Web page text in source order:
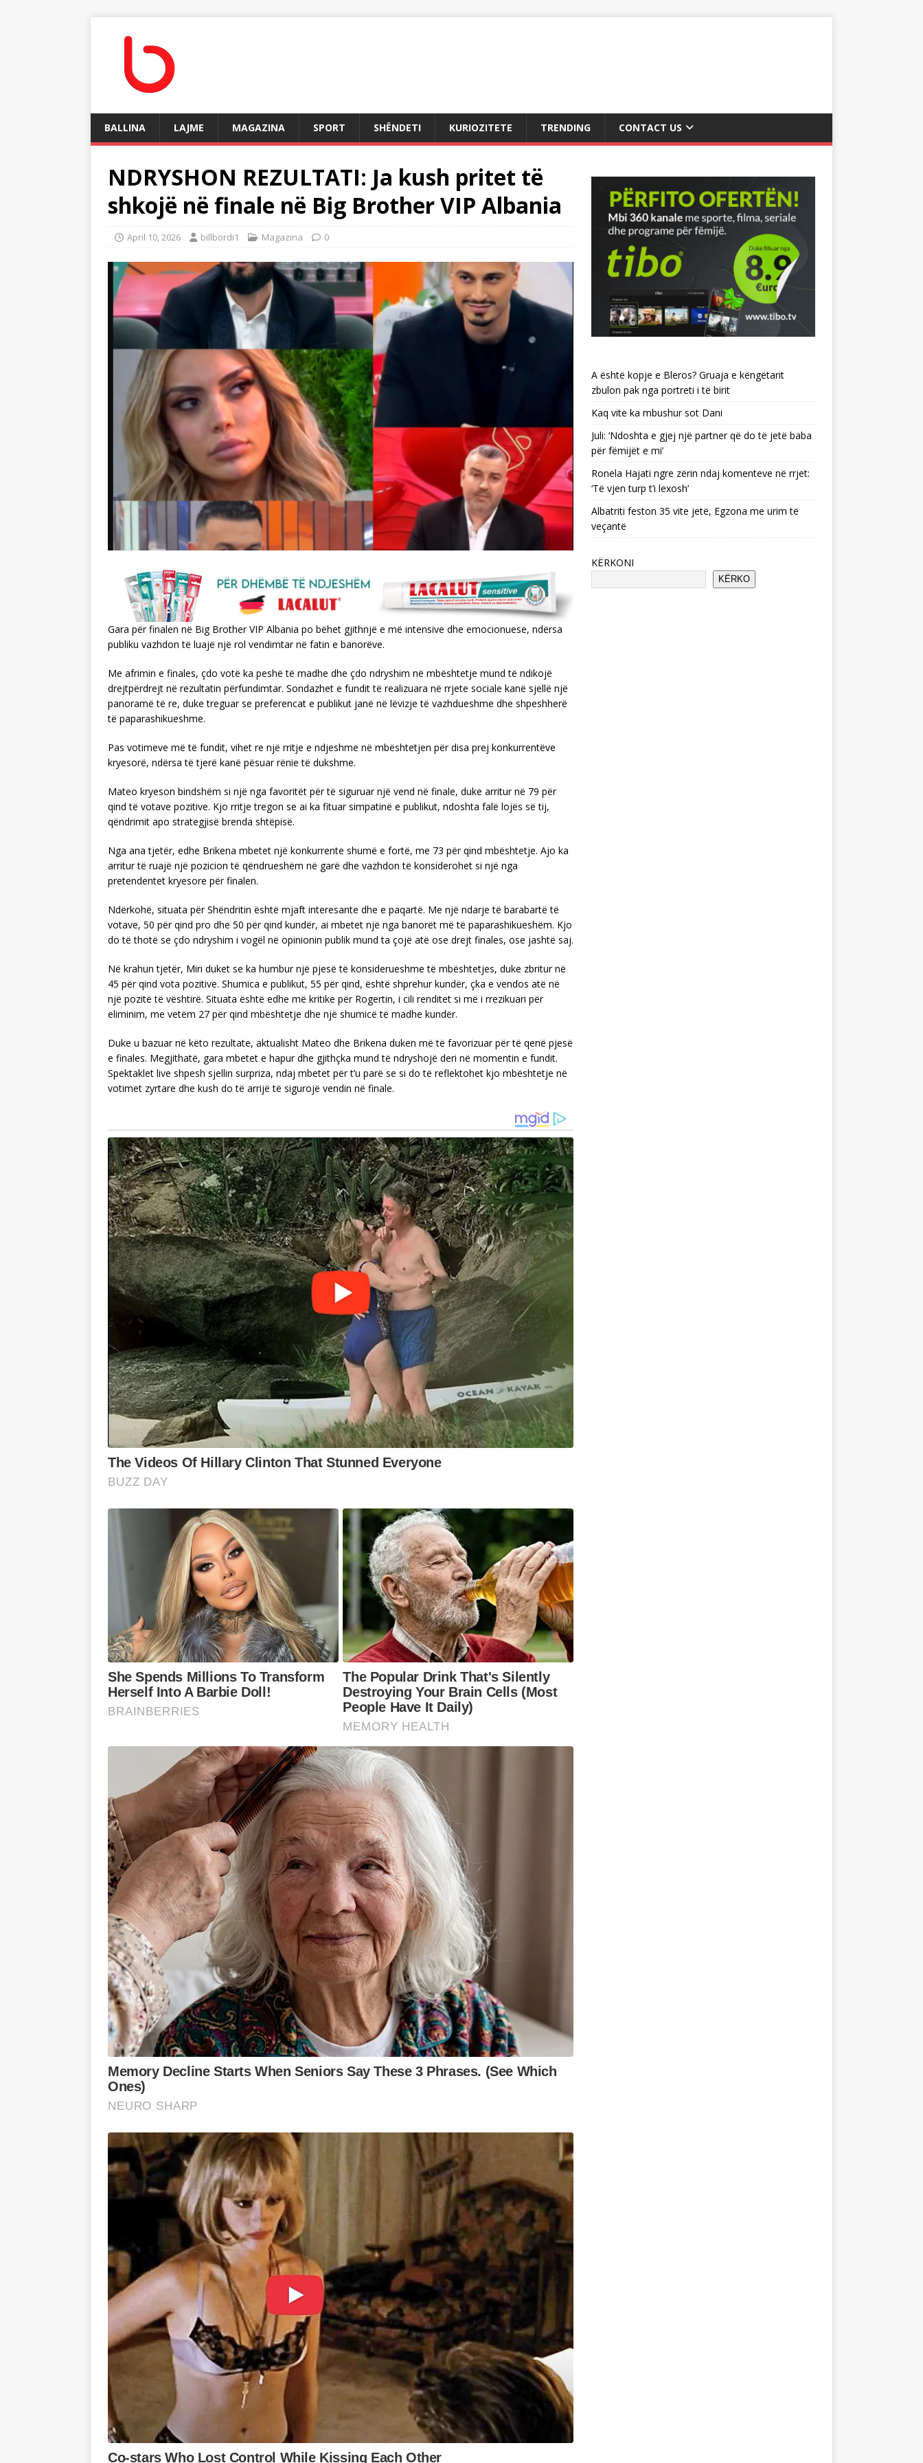
BALLINA LAJME MAGAZINA SPORT SHËNDETI KURIOZITETE TRENDING CONTACT US
NDRYSHON REZULTATI: Ja kush pritet të
shkojë në finale në Big Brother VIP Albania
April 10, 2026 billbordi1 Magazina 0
Gara për finalen në Big Brother VIP Albania po bëhet gjithnjë e më intensive dhe emocionuese, ndërsa
publiku vazhdon të luajë një rol vendimtar në fatin e banorëve.
Me afrimin e finales, çdo votë ka peshë të madhe dhe çdo ndryshim në mbështetje mund të ndikojë
drejtpërdrejt në rezultatin përfundimtar. Sondazhet e fundit të realizuara në rrjete sociale kanë sjellë një
panoramë të re, duke treguar se preferencat e publikut janë në lëvizje të vazhdueshme dhe shpeshherë
të paparashikueshme.
Pas votimeve më të fundit, vihet re një rritje e ndjeshme në mbështetjen për disa prej konkurrentëve
kryesorë, ndërsa të tjerë kanë pësuar rënie të dukshme.
Mateo kryeson bindshëm si një nga favoritët për të siguruar një vend në finale, duke arritur në 79 për
qind të votave pozitive. Kjo rritje tregon se ai ka fituar simpatinë e publikut, ndoshta falë lojës së tij,
qëndrimit apo strategjisë brenda shtëpisë.
Nga ana tjetër, edhe Brikena mbetet një konkurrente shumë e fortë, me 73 për qind mbështetje. Ajo ka
arritur të ruajë një pozicion të qëndrueshëm në garë dhe vazhdon të konsiderohet si një nga
pretendentet kryesore për finalen.
Ndërkohë, situata për Shëndritin është mjaft interesante dhe e paqartë. Me një ndarje të barabartë të
votave, 50 për qind pro dhe 50 për qind kundër, ai mbetet një nga banorët më të paparashikueshëm. Kjo
do të thotë se çdo ndryshim i vogël në opinionin publik mund ta çojë atë ose drejt finales, ose jashtë saj.
Në krahun tjetër, Miri duket se ka humbur një pjesë të konsiderueshme të mbështetjes, duke zbritur në
45 për qind vota pozitive. Shumica e publikut, 55 për qind, është shprehur kundër, çka e vendos atë në
një pozitë të vështirë. Situata është edhe më kritike për Rogertin, i cili renditet si më i rrezikuari për
eliminim, me vetëm 27 për qind mbështetje dhe një shumicë të madhe kundër.
Duke u bazuar në këto rezultate, aktualisht Mateo dhe Brikena duken më të favorizuar për të qenë pjesë
e finales. Megjithatë, gara mbetet e hapur dhe gjithçka mund të ndryshojë deri në momentin e fundit.
Spektaklet live shpesh sjellin surpriza, ndaj mbetet për t’u parë se si do të reflektohet kjo mbështetje në
votimet zyrtare dhe kush do të arrijë të sigurojë vendin në finale.
A është kopje e Bleros? Gruaja e këngëtarit
zbulon pak nga portreti i të birit
Kaq vite ka mbushur sot Dani
Juli: ‘Ndoshta e gjej një partner që do të jetë baba
për fëmijët e mi’
Ronela Hajati ngre zërin ndaj komenteve në rrjet:
‘Të vjen turp t’i lexosh’
Albatriti feston 35 vite jetë, Egzona me urim të
veçantë
KËRKONI
KËRKO